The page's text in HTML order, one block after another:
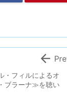
・フィルによるオ
ブラーナ≫を聴い
